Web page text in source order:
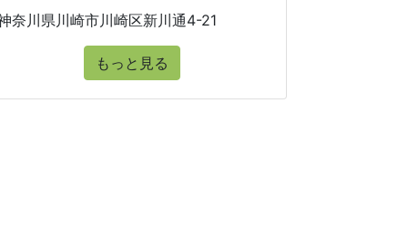
奈川県川崎市川崎区新川通4-21
もっと見る